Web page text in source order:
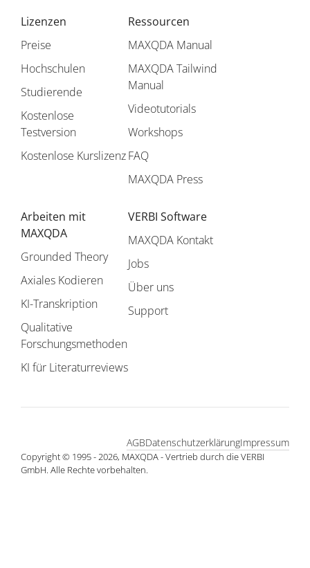
Lizenzen
Preise
Hochschulen
Studierende
Kostenlose
Testversion
Kostenlose Kurslizenz
Ressourcen
MAXQDA Manual
MAXQDA Tailwind
Manual
Videotutorials
Workshops
FAQ
MAXQDA Press
Arbeiten mit
MAXQDA
Grounded Theory
Axiales Kodieren
KI-Transkription
Qualitative
Forschungsmethoden
KI für Literaturreviews
VERBI Software
MAXQDA Kontakt
Jobs
Über uns
Support
Copyright © 1995 - 2026, MAXQDA - Vertrieb durch die VERBI
GmbH. Alle Rechte vorbehalten.
Impressum
Datenschutzerklärung
AGB